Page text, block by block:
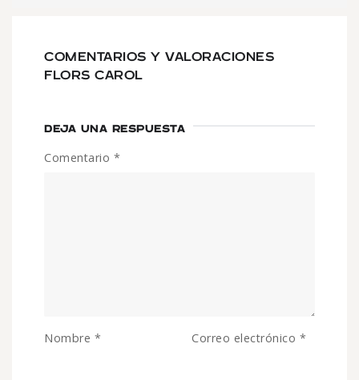
COMENTARIOS Y VALORACIONES
FLORS CAROL
DEJA UNA RESPUESTA
Comentario *
Nombre * Correo electrónico *